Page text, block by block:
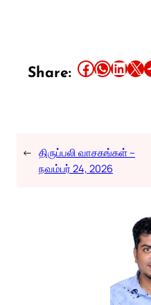
Share: Share this article on Facebook Share this article on WhatsApp Share this article on LinkedIn Share this article on X Share
← திருப்பலி வாசகங்கள் –
நவம்பர் 24, 2026